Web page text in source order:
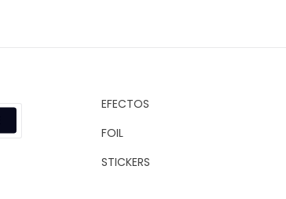
EFECTOS
FOIL
STICKERS